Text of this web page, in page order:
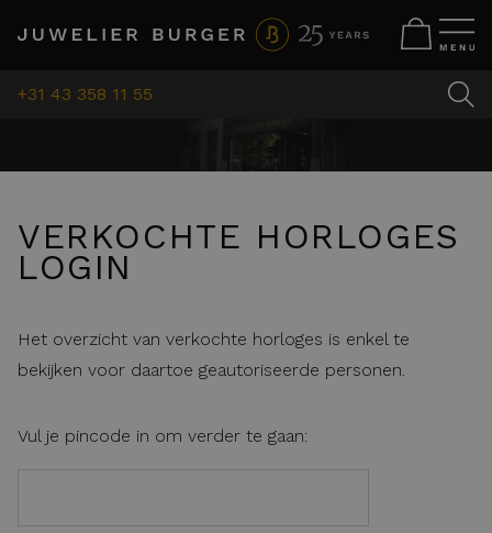
+31 43 358 11 55
VERKOCHTE HORLOGES
LOGIN
Het overzicht van verkochte horloges is enkel te
bekijken voor daartoe geautoriseerde personen.
Vul je pincode in om verder te gaan: